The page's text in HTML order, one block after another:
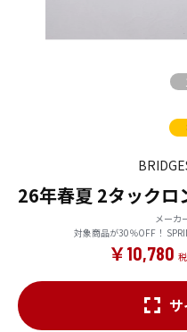
26年春夏 2タックロ
メーカ
対象商品が30％OFF！
￥10,780